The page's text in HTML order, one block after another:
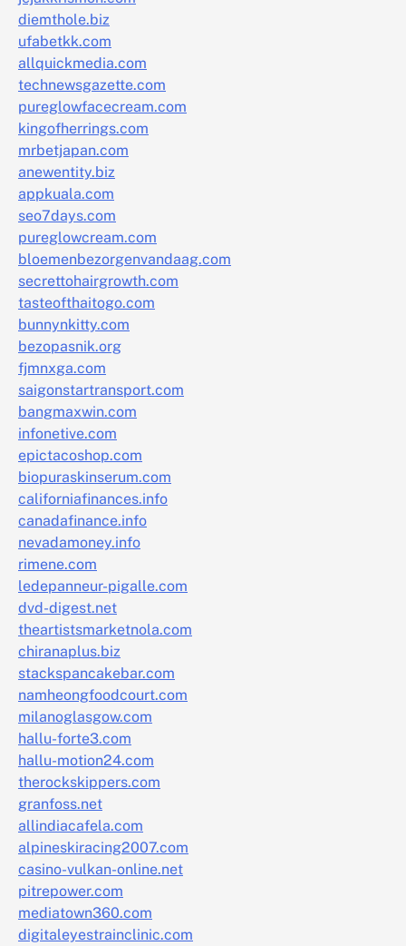
diemthole.biz
ufabetkk.com
allquickmedia.com
technewsgazette.com
pureglowfacecream.com
kingofherrings.com
mrbetjapan.com
anewentity.biz
appkuala.com
seo7days.com
pureglowcream.com
bloemenbezorgenvandaag.com
secrettohairgrowth.com
tasteofthaitogo.com
bunnynkitty.com
bezopasnik.org
fjmnxga.com
saigonstartransport.com
bangmaxwin.com
infonetive.com
epictacoshop.com
biopuraskinserum.com
californiafinances.info
canadafinance.info
nevadamoney.info
rimene.com
ledepanneur-pigalle.com
dvd-digest.net
theartistsmarketnola.com
chiranaplus.biz
stackspancakebar.com
namheongfoodcourt.com
milanoglasgow.com
hallu-forte3.com
hallu-motion24.com
therockskippers.com
granfoss.net
allindiacafela.com
alpineskiracing2007.com
casino-vulkan-online.net
pitrepower.com
mediatown360.com
digitaleyestrainclinic.com